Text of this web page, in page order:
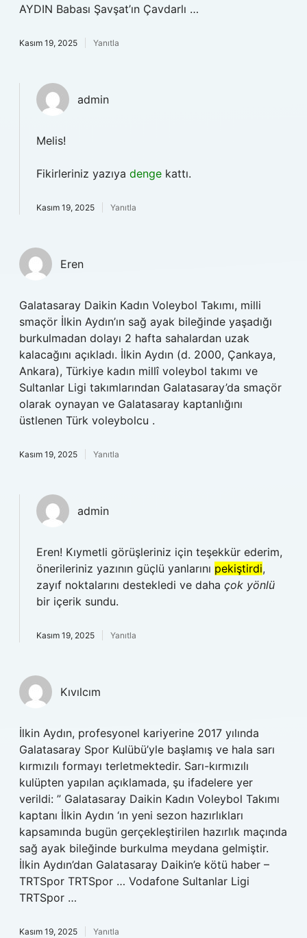
AYDIN Babası Şavşat’ın Çavdarlı …
Kasım 19, 2025 Yanıtla
admin
Melis!
Fikirleriniz yazıya denge kattı.
Kasım 19, 2025 Yanıtla
Eren
Galatasaray Daikin Kadın Voleybol Takımı, milli
smaçör İlkin Aydın’ın sağ ayak bileğinde yaşadığı
burkulmadan dolayı 2 hafta sahalardan uzak
kalacağını açıkladı. İlkin Aydın (d. 2000, Çankaya,
Ankara), Türkiye kadın millî voleybol takımı ve
Sultanlar Ligi takımlarından Galatasaray’da smaçör
olarak oynayan ve Galatasaray kaptanlığını
üstlenen Türk voleybolcu .
Kasım 19, 2025 Yanıtla
admin
Eren! Kıymetli görüşleriniz için teşekkür ederim,
önerileriniz yazının güçlü yanlarını pekiştirdi,
zayıf noktalarını destekledi ve daha çok yönlü
bir içerik sundu.
Kasım 19, 2025 Yanıtla
Kıvılcım
İlkin Aydın, profesyonel kariyerine 2017 yılında
Galatasaray Spor Kulübü’yle başlamış ve hala sarı
kırmızılı formayı terletmektedir. Sarı-kırmızılı
kulüpten yapılan açıklamada, şu ifadelere yer
verildi: ” Galatasaray Daikin Kadın Voleybol Takımı
kaptanı İlkin Aydın ‘ın yeni sezon hazırlıkları
kapsamında bugün gerçekleştirilen hazırlık maçında
sağ ayak bileğinde burkulma meydana gelmiştir.
İlkin Aydın’dan Galatasaray Daikin’e kötü haber –
TRTSpor TRTSpor … Vodafone Sultanlar Ligi
TRTSpor …
Kasım 19, 2025 Yanıtla